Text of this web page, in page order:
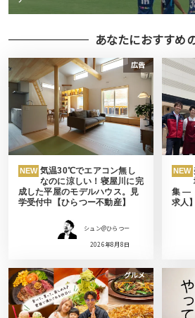
あなたにおすすめ
広告
NEW 気温30℃でエアコン無し
なのに涼しい！寝屋川に完
成した平屋のモデルハウス。見
学受付中【ひらつー不動産】
シュン@ひらつー
2026年8月8日
NEW
集 ―
求人】
グルメ